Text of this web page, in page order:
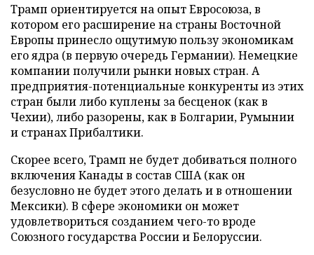
Трамп ориентируется на опыт Евросоюза, в
котором его расширение на страны Восточной
Европы принесло ощутимую пользу экономикам
его ядра (в первую очередь Германии). Немецкие
компании получили рынки новых стран. А
предприятия-потенциальные конкуренты из этих
стран были либо куплены за бесценок (как в
Чехии), либо разорены, как в Болгарии, Румынии
и странах Прибалтики.
Скорее всего, Трамп не будет добиваться полного
включения Канады в состав США (как он
безусловно не будет этого делать и в отношении
Мексики). В сфере экономики он может
удовлетвориться созданием чего-то вроде
Союзного государства России и Белоруссии.